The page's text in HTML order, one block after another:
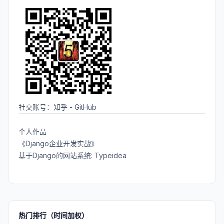
社交账号： 知乎 - GitHub
个人作品
《Django企业开发实战》
基于Django的网站系统: Typeidea
热门排行（时间加权）